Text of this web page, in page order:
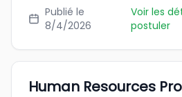
Publié le
8/4/2026
Voir les
postuler
Human Resources